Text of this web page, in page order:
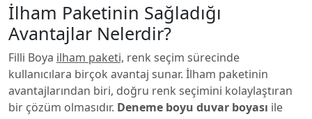
İlham Paketinin Sağladığı
Avantajlar Nelerdir?
Filli Boya ilham paketi, renk seçim sürecinde
kullanıcılara birçok avantaj sunar. İlham paketinin
avantajlarından biri, doğru renk seçimini kolaylaştıran
bir çözüm olmasıdır. Deneme boyu duvar boyası ile